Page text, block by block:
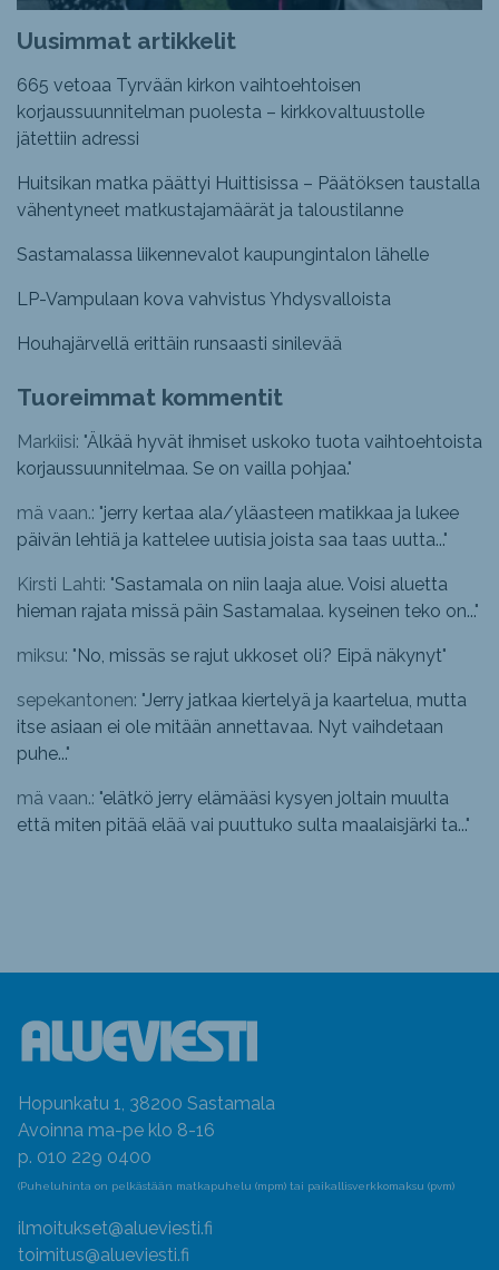
Uusimmat artikkelit
665 vetoaa Tyrvään kirkon vaihtoehtoisen
korjaussuunnitelman puolesta – kirkkovaltuustolle
jätettiin adressi
Huitsikan matka päättyi Huittisissa – Päätöksen taustalla
vähentyneet matkustajamäärät ja taloustilanne
Sastamalassa liikennevalot kaupungintalon lähelle
LP-Vampulaan kova vahvistus Yhdysvalloista
Houhajärvellä erittäin runsaasti sinilevää
Tuoreimmat kommentit
Markiisi: "Älkää hyvät ihmiset uskoko tuota vaihtoehtoista
korjaussuunnitelmaa. Se on vailla pohjaa."
mä vaan.: "jerry kertaa ala/yläasteen matikkaa ja lukee
päivän lehtiä ja kattelee uutisia joista saa taas uutta..."
Kirsti Lahti: "Sastamala on niin laaja alue. Voisi aluetta
hieman rajata missä päin Sastamalaa. kyseinen teko on..."
miksu: "No, missäs se rajut ukkoset oli? Eipä näkynyt"
sepekantonen: "Jerry jatkaa kiertelyä ja kaartelua, mutta
itse asiaan ei ole mitään annettavaa. Nyt vaihdetaan
puhe..."
mä vaan.: "elätkö jerry elämääsi kysyen joltain muulta
että miten pitää elää vai puuttuko sulta maalaisjärki ta..."
Hopunkatu 1, 38200 Sastamala
Avoinna ma-pe klo 8-16
p. 010 229 0400
(Puheluhinta on pelkästään matkapuhelu (mpm) tai paikallisverkkomaksu (pvm)
ilmoitukset@alueviesti.fi
toimitus@alueviesti.fi